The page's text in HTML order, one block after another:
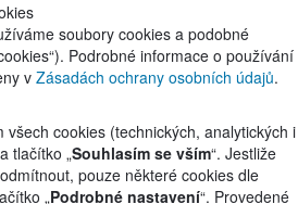
soubory cookies a podobné
Podrobné informace o používání
v Zásadách ochrany osobních údajů.
cookies (technických, analytických i
tlačítko „Souhlasím se vším“. Jestliže
pouze některé cookies dle
„Podrobné nastavení“. Provedené